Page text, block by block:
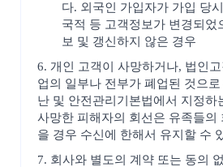
다. 외국인 가입자가 가입 당
국적 등 고객정보가 변경되었
보 및 갱신하지 않은 경우
6. 개인 고객이 사망하거나, 법인
업의 일부나 전부가 폐업된 것으
난 및 안전관리기본법에서 지정하
사망한 피해자의 회선은 유족들의
을 경우 수신에 한해서 유지할 수
7. 회사와 별도의 계약 또는 동의